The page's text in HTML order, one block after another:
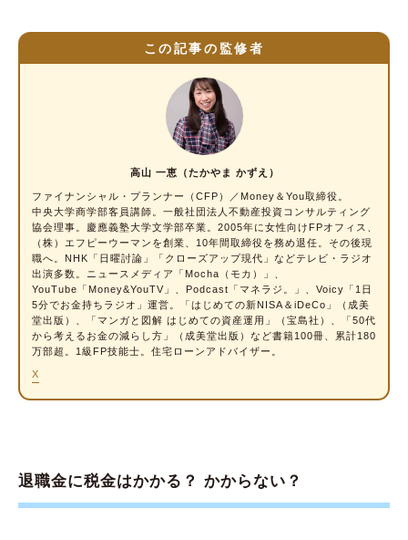
「一時金」と「年金」の特徴を比較
退職金を「一時金」として受け取る場合の税金
STEP1.退職所得控除額を計算する
STEP2.課税退職所得金額を計算する
STEP3.所得税を計算する
STEP4.復興特別所得税を計算する
STEP5.住民税を計算する
STEP6.手取り金額を計算する
退職金を年金として「分割」で受け取る場合の
STEP1.公的年金等の収入の合計額を計算する
STEP3.ほかの所得や所得控除と合わせて税金
を計算する
この記事の監修者
高山 一恵（たかやま かずえ）
ファイナンシャル・プランナー
（CFP）／Money＆You取締役。
中央大学商学部客員講師。一般社団法人不動産投資コンサルティング
協会理事。慶應義塾大学文学部卒業。2005年に女性向けFPオフィス、
（株）エフピーウーマンを創業、10年間取締役を務め退任。その後現
職へ。NHK「日曜討論」「クローズアップ現代」などテレビ・ラジオ
出演多数。ニュースメディア「Mocha（モカ）」、
YouTube「Money&YouTV」、Podcast「マネラジ。」、Voicy「1日
5分でお金持ちラジオ」運営。「はじめての新NISA＆iDeCo」（成美
堂出版）、「マンガと図解 はじめての資産運用」（宝島社）、「50代
から考えるお金の減らし方」（成美堂出版）など書籍100冊、累計180
万部超。1級FP技能士。住宅ローンアドバイザー。
X
退職金に税金はかかる？ かからない？